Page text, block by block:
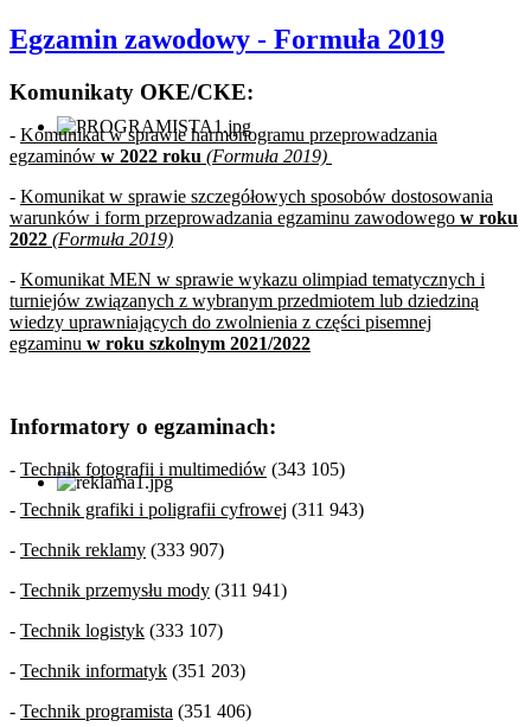
Egzamin zawodowy - Formuła 2019
Komunikaty OKE/CKE:
- Komunikat w sprawie harmonogramu przeprowadzania
egzaminów w 2022 roku (Formuła 2019)
- Komunikat w sprawie szczegółowych sposobów dostosowania
warunków i form przeprowadzania egzaminu zawodowego w roku
2022 (Formuła 2019)
- Komunikat MEN w sprawie wykazu olimpiad tematycznych i
turniejów związanych z wybranym przedmiotem lub dziedziną
wiedzy uprawniających do zwolnienia z części pisemnej
egzaminu w roku szkolnym 2021/2022
Informatory o egzaminach:
- Technik fotografii i multimediów (343 105)
- Technik grafiki i poligrafii cyfrowej (311 943)
- Technik reklamy (333 907)
- Technik przemysłu mody (311 941)
- Technik logistyk (333 107)
- Technik informatyk (351 203)
- Technik programista (351 406)